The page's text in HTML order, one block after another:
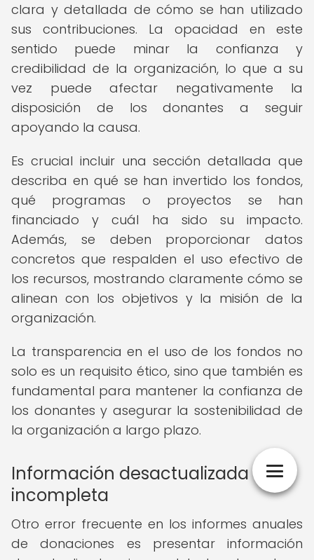
clara y detallada de cómo se han utilizado
sus contribuciones. La opacidad en este
sentido puede minar la confianza y
credibilidad de la organización, lo que a su
vez puede afectar negativamente la
disposición de los donantes a seguir
apoyando la causa.
Es crucial incluir una sección detallada que
describa en qué se han invertido los fondos,
qué programas o proyectos se han
financiado y cuál ha sido su impacto.
Además, se deben proporcionar datos
concretos que respalden el uso efectivo de
los recursos, mostrando claramente cómo se
alinean con los objetivos y la misión de la
organización.
La transparencia en el uso de los fondos no
solo es un requisito ético, sino que también es
fundamental para mantener la confianza de
los donantes y asegurar la sostenibilidad de
la organización a largo plazo.
Información desactualizada o
incompleta
Otro error frecuente en los informes anuales
de donaciones es presentar información